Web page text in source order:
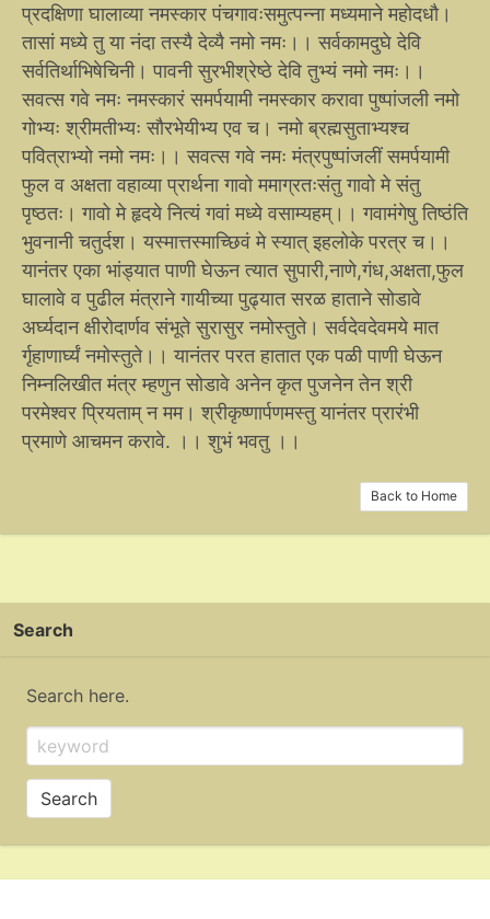
प्रदक्षिणा घालाव्या नमस्कार पंचगावःसमुत्पन्ना मध्यमाने महोदधौ।
तासां मध्ये तु या नंदा तस्यै देव्यै नमो नमः।। सर्वकामदुघे देवि
सर्वतिर्थाभिषेचिनी। पावनी सुरभीश्रेष्ठे देवि तुभ्यं नमो नमः।।
सवत्स गवे नमः नमस्कारं समर्पयामी नमस्कार करावा पुष्पांजली नमो
गोभ्यः श्रीमतीभ्यः सौरभेयीभ्य एव च। नमो ब्रह्मसुताभ्यश्च
पवित्राभ्यो नमो नमः।। सवत्स गवे नमः मंत्रपुष्पांजलीं समर्पयामी
फुल व अक्षता वहाव्या प्रार्थना गावो ममाग्रतःसंतु गावो मे संतु
पृष्ठतः। गावो मे हृदये नित्यं गवां मध्ये वसाम्यहम्।। गवामंगेषु तिष्ठंति
भुवनानी चतुर्दश। यस्मात्तस्माच्छिवं मे स्यात् इहलोके परत्र च।।
यानंतर एका भांड्यात पाणी घेऊन त्यात सुपारी,नाणे,गंध,अक्षता,फुल
घालावे व पुढील मंत्राने गायीच्या पुढ्यात सरळ हाताने सोडावे
अर्घ्यदान क्षीरोदार्णव संभूते सुरासुर नमोस्तुते। सर्वदेवदेवमये मात
र्गृहाणार्घ्यं नमोस्तुते।। यानंतर परत हातात एक पळी पाणी घेऊन
निम्नलिखीत मंत्र म्हणुन सोडावे अनेन कृत पुजनेन तेन श्री
परमेश्वर प्रियताम् न मम। श्रीकृष्णार्पणमस्तु यानंतर प्रारंभी
प्रमाणे आचमन करावे. ।। शुभं भवतु ।।
Back to Home
Search
Search here.